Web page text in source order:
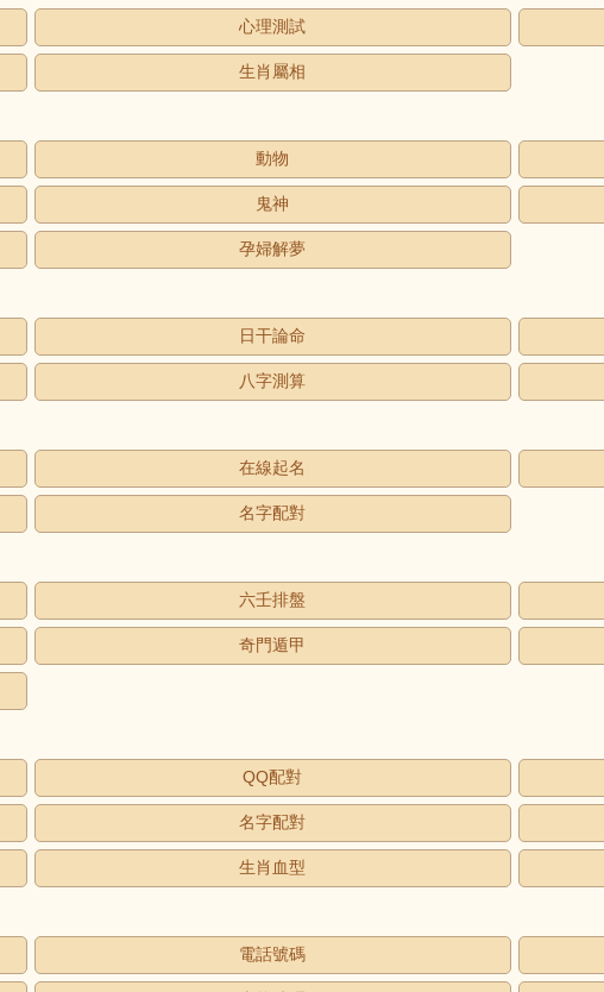
心理測試
生肖屬相
動物
鬼神
孕婦解夢
日干論命
八字測算
在線起名
名字配對
六壬排盤
奇門遁甲
QQ配對
名字配對
生肖血型
電話號碼